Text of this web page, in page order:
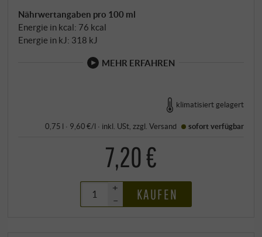
Nährwertangaben pro 100 ml
Energie in kcal: 76 kcal
Energie in kJ: 318 kJ
MEHR ERFAHREN
klimatisiert gelagert
0,75 l · 9,60 €/l · inkl. USt , zzgl.Versand sofort verfügbar
7,20 €
+
–
KAUFEN